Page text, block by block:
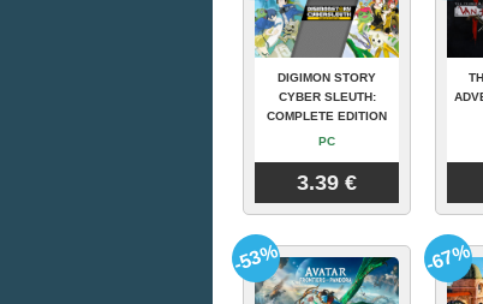
DIGIMON STORY
CYBER SLEUTH:
COMPLETE EDITION
PC
3.39 €
-53% -67%